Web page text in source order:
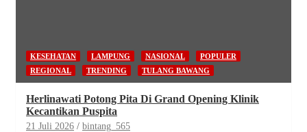
KESEHATAN LAMPUNG NASIONAL
POPULER
REGIONAL
TRENDING TULANG BAWANG
Herlinawati Potong Pita Di Grand Opening Klinik
Kecantikan Puspita
21 Juli 2026 bintang_565